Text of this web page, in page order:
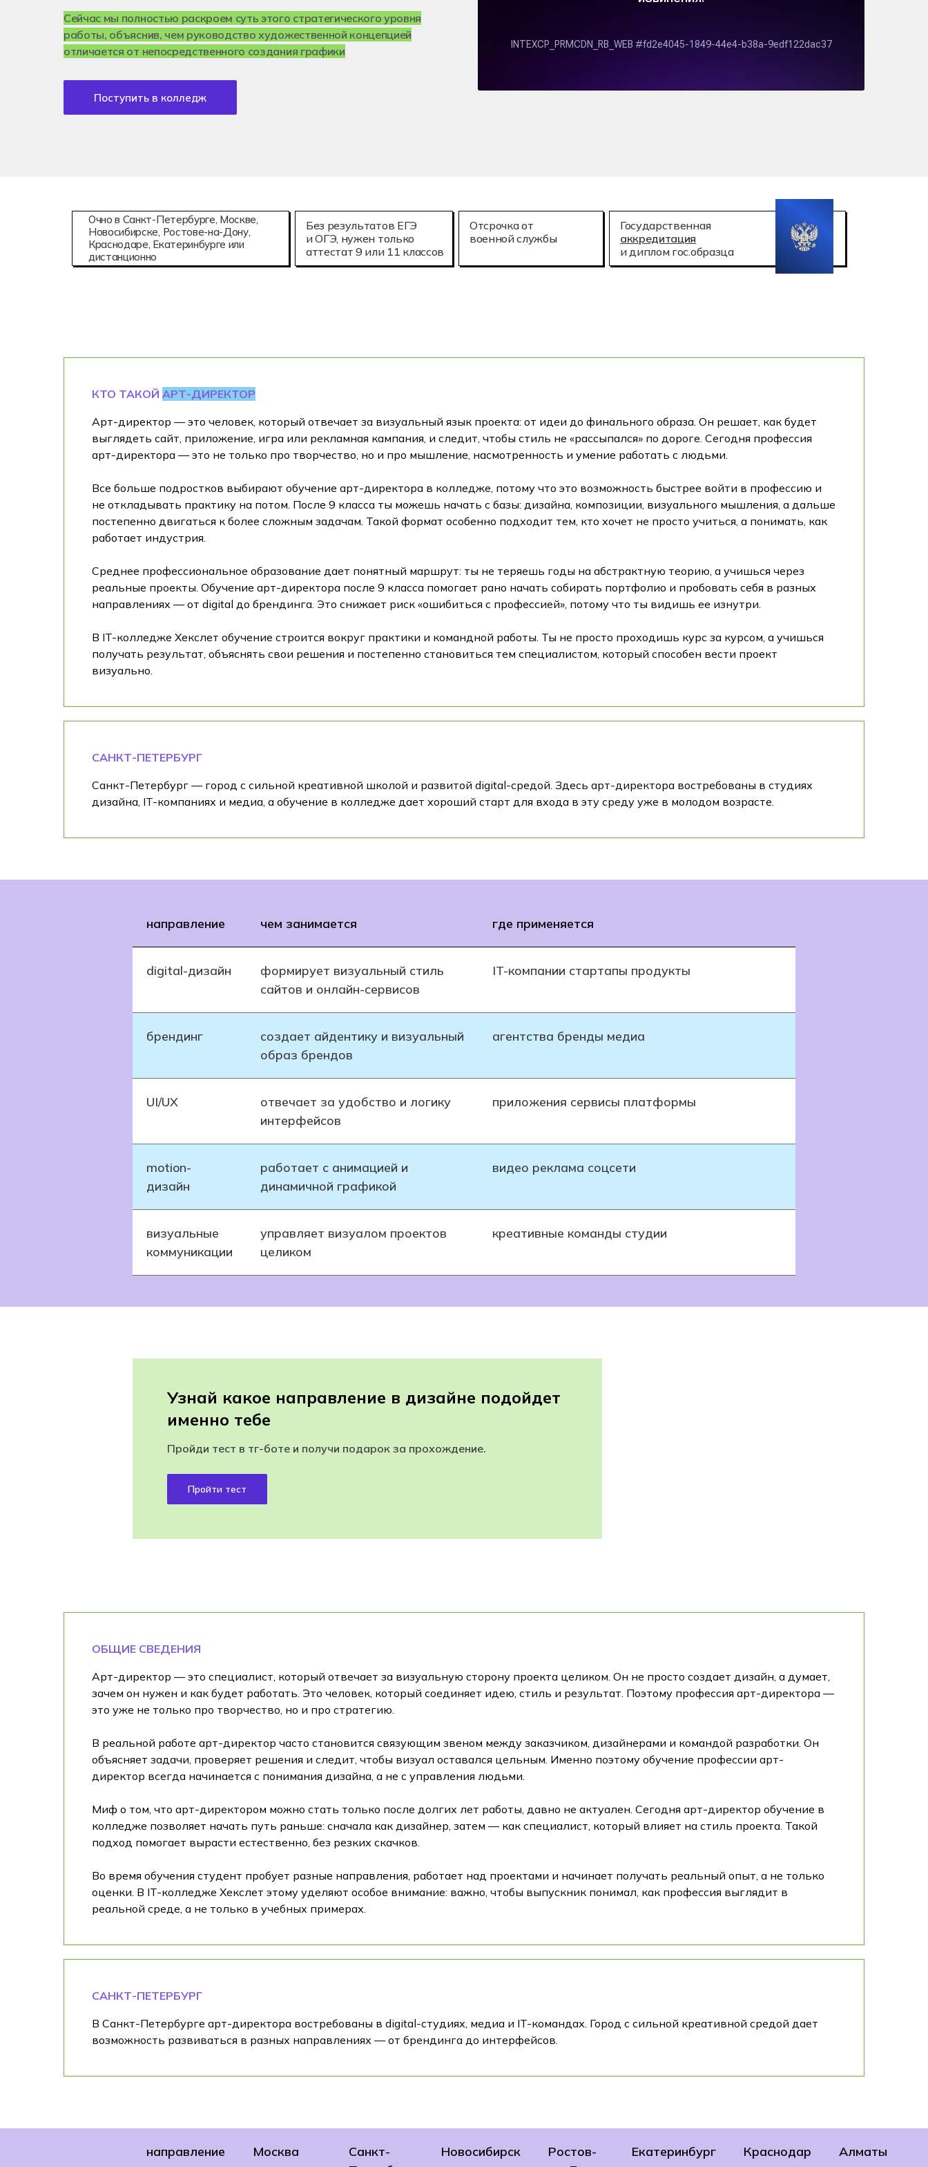
08.02.15
Информационное моделирование в строительстве
Сейчас мы полностью раскроем суть этого стратегического уровня
работы, объяснив, чем руководство художественной концепцией
отличается от непосредственного создания графики
Поступить в колледж
Государственная
аккредитация
и диплом гос.образца
Отсрочка от
военной службы
Без результатов ЕГЭ
и ОГЭ, нужен только
аттестат 9 или 11 классов
Очно в Санкт-Петербурге, Москве,
Новосибирске, Ростове-на-Дону,
Краснодаре, Екатеринбурге или
дистанционно
КТО ТАКОЙ АРТ-ДИРЕКТОР
Арт-директор — это человек, который отвечает за визуальный язык проекта: от идеи до финального образа. Он решает, как будет
выглядеть сайт, приложение, игра или рекламная кампания, и следит, чтобы стиль не «рассыпался» по дороге. Сегодня профессия
арт-директора — это не только про творчество, но и про мышление, насмотренность и умение работать с людьми.
Все больше подростков выбирают обучение арт-директора в колледже, потому что это возможность быстрее войти в профессию и
не откладывать практику на потом. После 9 класса ты можешь начать с базы: дизайна, композиции, визуального мышления, а дальше
постепенно двигаться к более сложным задачам. Такой формат особенно подходит тем, кто хочет не просто учиться, а понимать, как
работает индустрия.
Среднее профессиональное образование дает понятный маршрут: ты не теряешь годы на абстрактную теорию, а учишься через
реальные проекты. Обучение арт-директора после 9 класса помогает рано начать собирать портфолио и пробовать себя в разных
направлениях — от digital до брендинга. Это снижает риск «ошибиться с профессией», потому что ты видишь ее изнутри.
В IT-колледже Хекслет обучение строится вокруг практики и командной работы. Ты не просто проходишь курс за курсом, а учишься
получать результат, объяснять свои решения и постепенно становиться тем специалистом, который способен вести проект
визуально.
САНКТ-ПЕТЕРБУРГ
Санкт-Петербург — город с сильной креативной школой и развитой digital-средой. Здесь арт-директора востребованы в студиях
дизайна, IT-компаниях и медиа, а обучение в колледже дает хороший старт для входа в эту среду уже в молодом возрасте.
направление чем занимается где применяется
digital-дизайн
формирует визуальный стиль
сайтов и онлайн-сервисов
IT-компании стартапы продукты
брендинг
создает айдентику и визуальный
образ брендов
агентства бренды медиа
UI/UX
отвечает за удобство и логику
интерфейсов
приложения сервисы платформы
motion-
дизайн
работает с анимацией и
динамичной графикой
видео реклама соцсети
визуальные
коммуникации
управляет визуалом проектов
целиком
креативные команды студии
Узнай какое направление в дизайне подойдет
именно тебе
Пройди тест в тг-боте и получи подарок за прохождение.
Пройти тест
ОБЩИЕ СВЕДЕНИЯ
Арт-директор — это специалист, который отвечает за визуальную сторону проекта целиком. Он не просто создает дизайн, а думает,
зачем он нужен и как будет работать. Это человек, который соединяет идею, стиль и результат. Поэтому профессия арт-директора —
это уже не только про творчество, но и про стратегию.
В реальной работе арт-директор часто становится связующим звеном между заказчиком, дизайнерами и командой разработки. Он
объясняет задачи, проверяет решения и следит, чтобы визуал оставался цельным. Именно поэтому обучение профессии арт-
директор всегда начинается с понимания дизайна, а не с управления людьми.
Миф о том, что арт-директором можно стать только после долгих лет работы, давно не актуален. Сегодня арт-директор обучение в
колледже позволяет начать путь раньше: сначала как дизайнер, затем — как специалист, который влияет на стиль проекта. Такой
подход помогает вырасти естественно, без резких скачков.
Во время обучения студент пробует разные направления, работает над проектами и начинает получать реальный опыт, а не только
оценки. В IT-колледже Хекслет этому уделяют особое внимание: важно, чтобы выпускник понимал, как профессия выглядит в
реальной среде, а не только в учебных примерах.
САНКТ-ПЕТЕРБУРГ
В Санкт-Петербурге арт-директора востребованы в digital-студиях, медиа и IT-командах. Город с сильной креативной средой дает
возможность развиваться в разных направлениях — от брендинга до интерфейсов.
направление Москва
Санкт-
Новосибирск
Ростов-
Екатеринбург Краснодар Алматы